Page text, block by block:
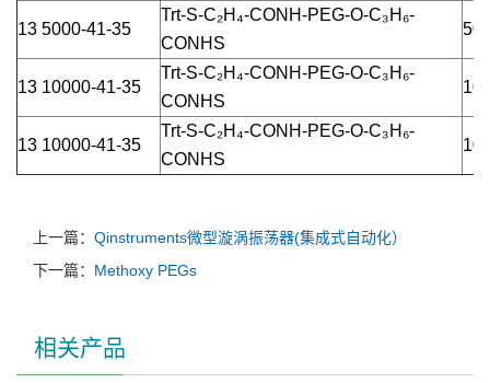
13 5000-41-35
Trt-S-C₂H₄-CONH-PEG-O-C₃H₆-
CONHS
13 10000-41-35
Trt-S-C₂H₄-CONH-PEG-O-C₃H₆-
CONHS
13 10000-41-35
Trt-S-C₂H₄-CONH-PEG-O-C₃H₆-
CONHS
上一篇： Qinstruments微型漩涡振荡器(集成式自动化）
下一篇： Methoxy PEGs
相关产品